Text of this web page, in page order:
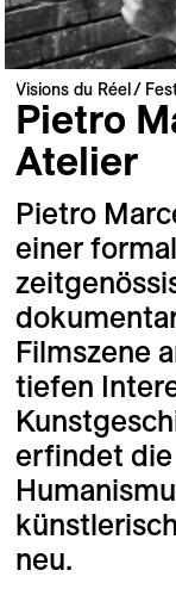
Visions du Réel
Pietro
Atelier
Pietro
einer
Filmszene
tiefen
erfindet die
neu.